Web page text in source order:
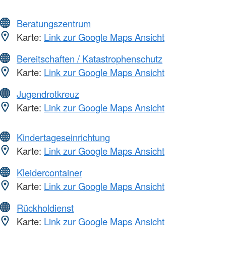
Beratungszentrum
Karte: Link zur Google Maps Ansicht
Bereitschaften / Katastrophenschutz
Karte: Link zur Google Maps Ansicht
Jugendrotkreuz
Karte: Link zur Google Maps Ansicht
Kindertageseinrichtung
Karte: Link zur Google Maps Ansicht
Kleidercontainer
Karte: Link zur Google Maps Ansicht
Rückholdienst
Karte: Link zur Google Maps Ansicht